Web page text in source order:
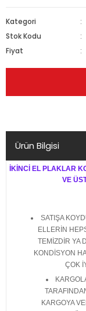
Kategori
Stok Kodu
Fiyat
Ürün Bilgisi
İKİNCİ EL PLAKLAR
VE
SATIŞA
ELLERİN
TEMİZDİR YA
KONDİSYON
ÇOK
KARGOYA